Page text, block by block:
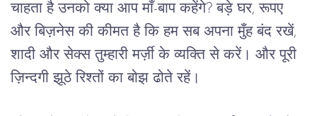
चाहता है उनको क्या आप माँ-बाप कहेंगे? बड़े घर, रूपए
और बिज़नेस की कीमत है कि हम सब अपना मुँह बंद रखें,
शादी और सेक्स तुम्हारी मर्ज़ी के व्यक्ति से करें। और पूरी
ज़िन्दगी झूठे रिश्तों का बोझ ढोते रहें।